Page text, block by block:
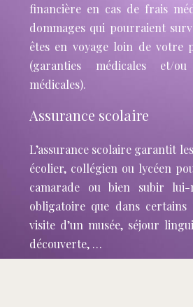
financière en cas de frais
dommages qui pourraient
êtes en voyage loin de votre
(garanties médicales et/
médicales).
Assurance scolaire
L’assurance scolaire garantit
écolier, collégien ou lycéen
camarade ou bien subir lui-
obligatoire que dans certains
visite d’un musée, séjour
découverte, …